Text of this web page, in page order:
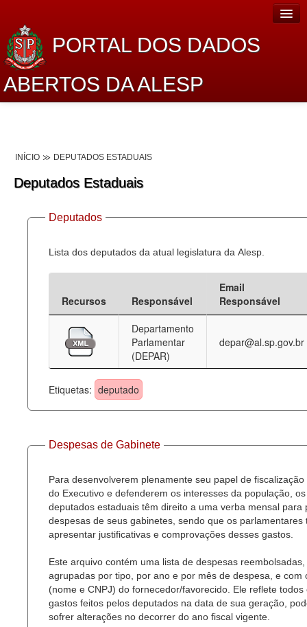
PORTAL DOS DADOS
ABERTOS DA ALESP
Lei de Acesso à Informação
Dados Governamentais Abertos
Planejamento
Catálogo de dados
Processo Legislativo
Deputados Estaduais
Administração
Legislação
Agenda
Perguntas frequentes
INÍCIO DEPUTADOS ESTADUAIS
Deputados Estaduais
Deputados
Lista dos deputados da atual legislatura da Alesp.
Recursos Responsável
Email
Responsável
Departamento
Parlamentar
(DEPAR)
depar@al.sp.gov.br
Etiquetas: deputado
Despesas de Gabinete
Para desenvolverem plenamente seu papel de fiscalização
do Executivo e defenderem os interesses da população, os
deputados estaduais têm direito a uma verba mensal para
despesas de seus gabinetes, sendo que os parlamentares
apresentar justificativas e comprovações desses gastos.
Este arquivo contém uma lista de despesas reembolsadas,
agrupadas por tipo, por ano e por mês de despesa, e com
(nome e CNPJ) do fornecedor/favorecido. Ele reflete todos
gastos feitos pelos deputados na data de sua geração,
sofrer alterações no decorrer do ano fiscal vigente.